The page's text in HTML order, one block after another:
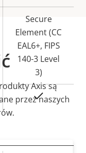
Secure
Element (CC
EAL6+, FIPS
140-3 Level
3)
Tak
Axis są
przez naszych